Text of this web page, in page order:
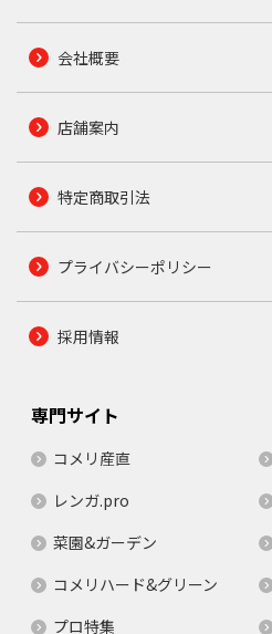
会社概要
店舗案内
特定商取引法
プライバシーポリシー
採用情報
専門サイト
コメリ産直
レンガ.pro
菜園&ガーデン
コメリハード&グリーン
プロ特集